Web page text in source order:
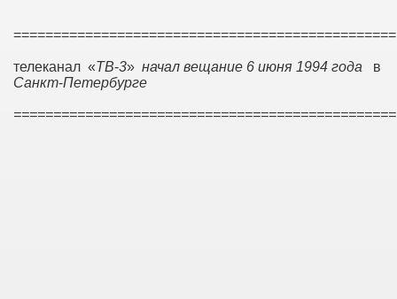
================================================
телеканал «ТВ-3» начал вещание 6 июня 1994 года
в
Санкт-Петербурге